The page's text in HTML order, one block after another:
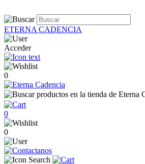
ETERNA CADENCIA
Acceder
0
0
0